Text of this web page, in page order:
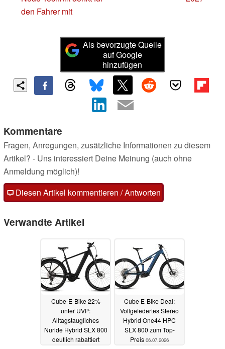
den Fahrer mit
Als bevorzugte Quelle
auf Google
hinzufügen
Kommentare
Fragen, Anregungen, zusätzliche Informationen zu diesem
Artikel? - Uns interessiert Deine Meinung (auch ohne
Anmeldung möglich)!
Diesen Artikel kommentieren / Antworten
Verwandte Artikel
Cube-E-Bike 22%
unter UVP:
Alltagstaugliches
Nuride Hybrid SLX 800
deutlich rabattiert
Cube E-Bike Deal:
Vollgefedertes Stereo
Hybrid One44 HPC
SLX 800 zum Top-
Preis 06.07.2026